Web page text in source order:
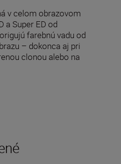
v celom obrazovom
a Super ED od
farebnú vadu od
– dokonca aj pri
clonou alebo na